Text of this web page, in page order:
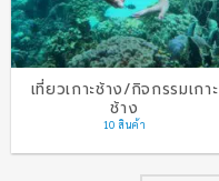
เที่ยวเกาะช้าง/กิจกรรมเกาะ
ช้าง
10 สินค้า